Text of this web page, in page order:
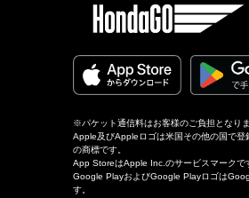
※パケット通信料はお客様のご負担となりま
Apple及びAppleロゴは米国その他の国で登
の商標です。
App StoreはApple Inc.のサービスマークで
Google PlayおよびGoogle Playロゴは
す。